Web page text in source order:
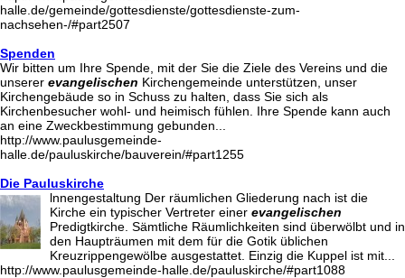
halle.de/gemeinde/gottesdienste/gottesdienste-zum-
nachsehen-/#part2507
Spenden
Wir bitten um Ihre Spende, mit der Sie die Ziele des Vereins und die
unserer evangelischen Kirchengemeinde unterstützen, unser
Kirchengebäude so in Schuss zu halten, dass Sie sich als
Kirchenbesucher wohl- und heimisch fühlen. Ihre Spende kann auch
an eine Zweckbestimmung gebunden...
http://www.paulusgemeinde-
halle.de/pauluskirche/bauverein/#part1255
Die Pauluskirche
lnnengestaltung Der räumlichen Gliederung nach ist die
Kirche ein typischer Vertreter einer evangelischen
Predigtkirche. Sämtliche Räumlichkeiten sind überwölbt und in
den Haupträumen mit dem für die Gotik üblichen
Kreuzrippengewölbe ausgestattet. Einzig die Kuppel ist mit...
http://www.paulusgemeinde-halle.de/pauluskirche/#part1088